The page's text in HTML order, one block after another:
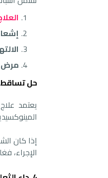
مرض
حل
يعتمد
إذا كان
الإجراء، فغالبًا ما